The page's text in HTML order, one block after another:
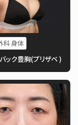
科 身体
ック豊胸(プリザベ )